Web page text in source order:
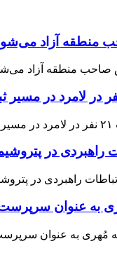
منطقه آزاد
راهبردی در
به عنوان